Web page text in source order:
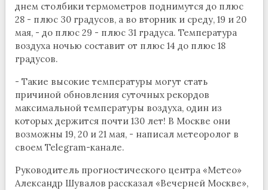
днем столбики термометров поднимутся до плюс
28 - плюс 30 градусов, а во вторник и среду, 19 и 20
мая, - до плюс 29 - плюс 31 градуса. Температура
воздуха ночью составит от плюс 14 до плюс 18
градусов.
- Такие высокие температуры могут стать
причиной обновления суточных рекордов
максимальной температуры воздуха, один из
которых держится почти 130 лет! В Москве они
возможны 19, 20 и 21 мая, - написал метеоролог в
своем Telegram-канале.
Руководитель прогностического центра «Метео»
Александр Шувалов рассказал «Вечерней Москве»,